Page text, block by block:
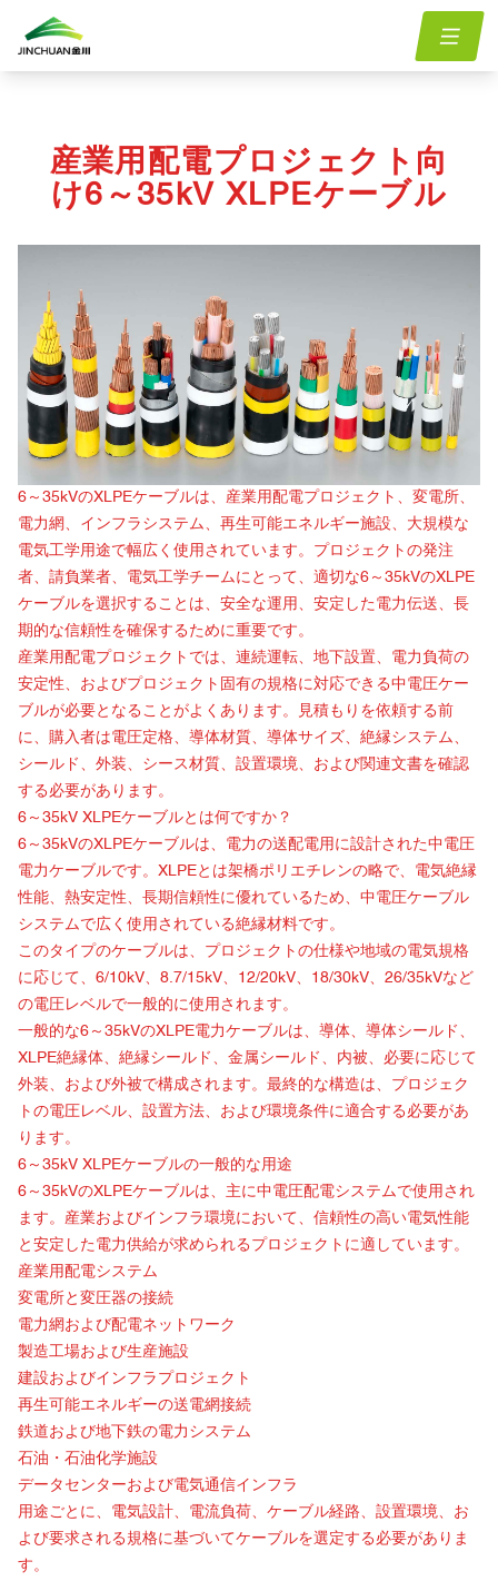
ホー
ム
/menu.Blog
6-35kv-xlpe-cable-for-industrial-power-distribution-
産業用配電プロジェクト向
け6～35kV XLPEケーブル
6～35kVのXLPEケーブルは、産業用配電プロジェクト、変電所、
電力網、インフラシステム、再生可能エネルギー施設、大規模な
電気工学用途で幅広く使用されています。プロジェクトの発注
者、請負業者、電気工学チームにとって、適切な6～35kVのXLPE
ケーブルを選択することは、安全な運用、安定した電力伝送、長
期的な信頼性を確保するために重要です。
産業用配電プロジェクトでは、連続運転、地下設置、電力負荷の
安定性、およびプロジェクト固有の規格に対応できる中電圧ケー
ブルが必要となることがよくあります。見積もりを依頼する前
に、購入者は電圧定格、導体材質、導体サイズ、絶縁システム、
シールド、外装、シース材質、設置環境、および関連文書を確認
する必要があります。
6～35kV XLPEケーブルとは何ですか？
6～35kVのXLPEケーブルは、電力の送配電用に設計された中電圧
電力ケーブルです。XLPEとは架橋ポリエチレンの略で、電気絶縁
性能、熱安定性、長期信頼性に優れているため、中電圧ケーブル
システムで広く使用されている絶縁材料です。
このタイプのケーブルは、プロジェクトの仕様や地域の電気規格
に応じて、6/10kV、8.7/15kV、12/20kV、18/30kV、26/35kVなど
の電圧レベルで一般的に使用されます。
一般的な6～35kVのXLPE電力ケーブルは、導体、導体シールド、
XLPE絶縁体、絶縁シールド、金属シールド、内被、必要に応じて
外装、および外被で構成されます。最終的な構造は、プロジェク
トの電圧レベル、設置方法、および環境条件に適合する必要があ
ります。
6～35kV XLPEケーブルの一般的な用途
6～35kVのXLPEケーブルは、主に中電圧配電システムで使用され
ます。産業およびインフラ環境において、信頼性の高い電気性能
と安定した電力供給が求められるプロジェクトに適しています。
産業用配電システム
変電所と変圧器の接続
電力網および配電ネットワーク
製造工場および生産施設
建設およびインフラプロジェクト
再生可能エネルギーの送電網接続
鉄道および地下鉄の電力システム
石油・石油化学施設
データセンターおよび電気通信インフラ
用途ごとに、電気設計、電流負荷、ケーブル経路、設置環境、お
よび要求される規格に基づいてケーブルを選定する必要がありま
す。